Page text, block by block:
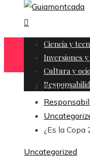
Ciencia y
Inversiones y
Cultura y ocio
Inicio
¿Es la
Uncategorized